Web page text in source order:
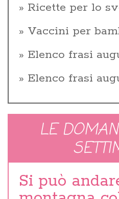
Ricette per lo
Vaccini per
Elenco frasi
Elenco frasi
LE
Si può